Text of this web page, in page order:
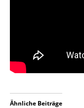
Ähnliche Beiträge